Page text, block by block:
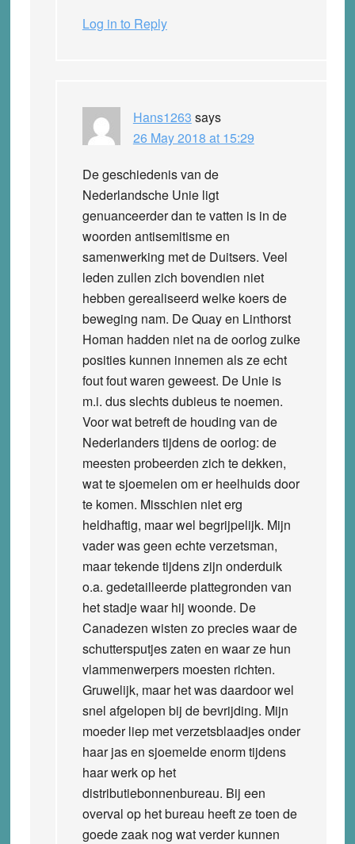
Log in to Reply
Hans1263 says
26 May 2018 at 15:29
De geschiedenis van de
Nederlandsche Unie ligt
genuanceerder dan te vatten is in de
woorden antisemitisme en
samenwerking met de Duitsers. Veel
leden zullen zich bovendien niet
hebben gerealiseerd welke koers de
beweging nam. De Quay en Linthorst
Homan hadden niet na de oorlog zulke
posities kunnen innemen als ze echt
fout fout waren geweest. De Unie is
m.i. dus slechts dubieus te noemen.
Voor wat betreft de houding van de
Nederlanders tijdens de oorlog: de
meesten probeerden zich te dekken,
wat te sjoemelen om er heelhuids door
te komen. Misschien niet erg
heldhaftig, maar wel begrijpelijk. Mijn
vader was geen echte verzetsman,
maar tekende tijdens zijn onderduik
o.a. gedetailleerde plattegronden van
het stadje waar hij woonde. De
Canadezen wisten zo precies waar de
schuttersputjes zaten en waar ze hun
vlammenwerpers moesten richten.
Gruwelijk, maar het was daardoor wel
snel afgelopen bij de bevrijding. Mijn
moeder liep met verzetsblaadjes onder
haar jas en sjoemelde enorm tijdens
haar werk op het
distributiebonnenbureau. Bij een
overval op het bureau heeft ze toen de
goede zaak nog wat verder kunnen